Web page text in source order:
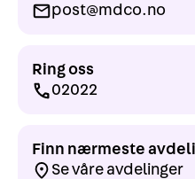
post@mdco.no
Ring oss
02022
Finn nærmeste
Se våre avdelinger